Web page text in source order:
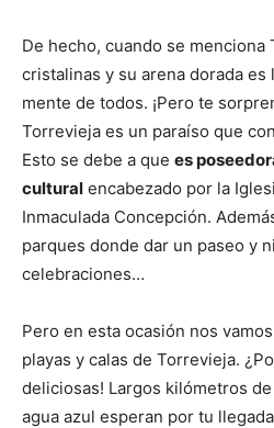
De hecho, cuando se menciona
cristalinas y su arena dorada
mente de todos. ¡Pero te
Torrevieja es un paraíso que
Esto se debe a que es
cultural encabezado por la
Inmaculada Concepción.
parques donde dar un paseo y
celebraciones…
Pero en esta ocasión nos
playas y calas de Torrevieja.
deliciosas! Largos kilómetros
agua azul esperan por tu